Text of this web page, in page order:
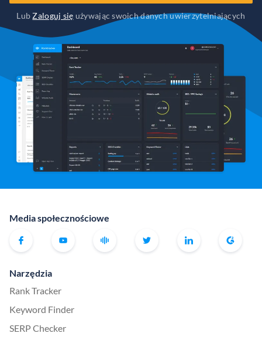
LubZaloguj się używając swoich danych uwierzytelniających
Media społecznościowe
Narzędzia
Rank Tracker
Keyword Finder
SERP Checker